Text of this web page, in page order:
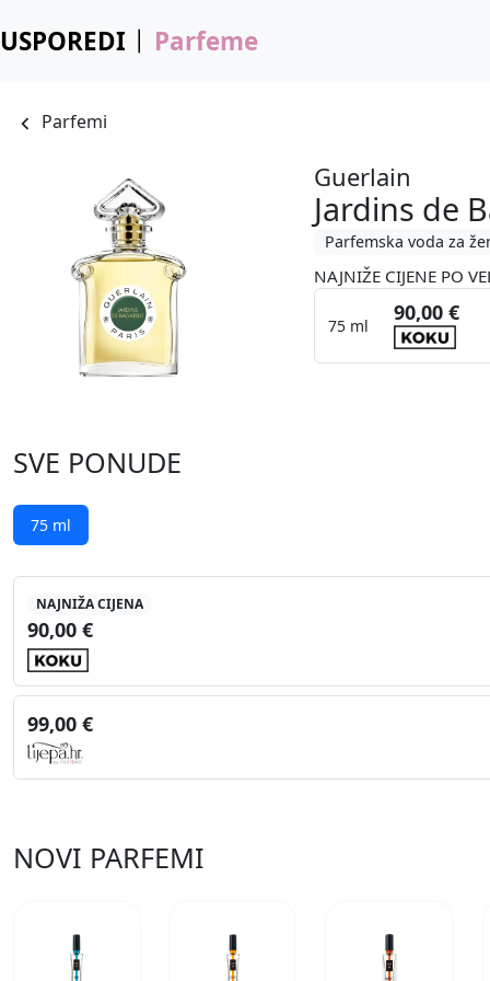
USPOREDI Parfeme
Parfemi
Guerlain
Jardins de
Parfemska voda za
NAJNIŽE CIJENE PO
75 ml
90,00 €
SVE PONUDE
75 ml
NAJNIŽA CIJENA
90,00 €
99,00 €
NOVI PARFEMI